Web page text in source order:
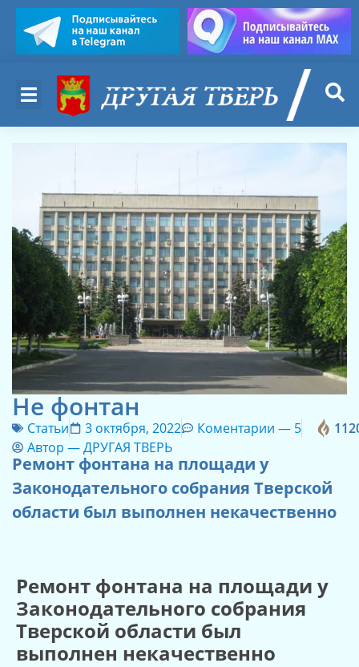
Не фонтан
Статьи 3 октября, 2022 Коментарии — 5
Автор —ДРУГАЯ ТВЕРЬ
Ремонт фонтана на площади у
Законодательного собрания Тверской
области был выполнен некачественно
Ремонт фонтана на площади у
Законодательного собрания
Тверской области был
выполнен некачественно